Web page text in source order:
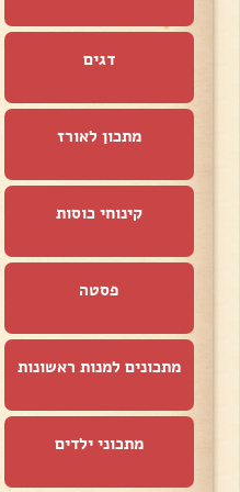
דגים
מתכון לאורז
קינוחי כוסות
פסטה
מתכונים למנות ראשונות
מתכוני ילדים